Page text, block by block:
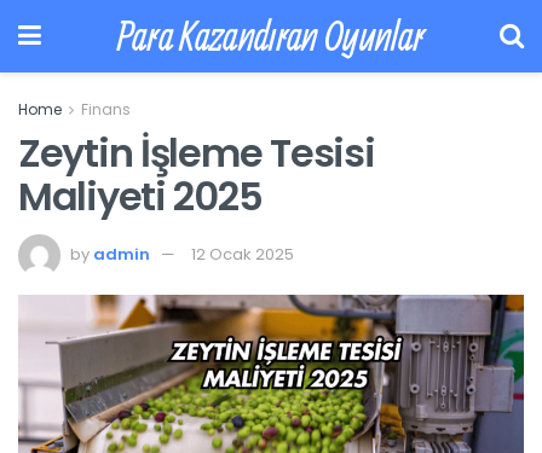
Para Kazandıran Oyunlar
Home Finans
Zeytin İşleme Tesisi
Maliyeti 2025
by admin 12 Ocak 2025